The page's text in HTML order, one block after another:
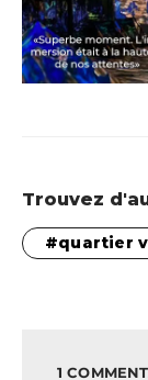
Trouvez
quartier
1